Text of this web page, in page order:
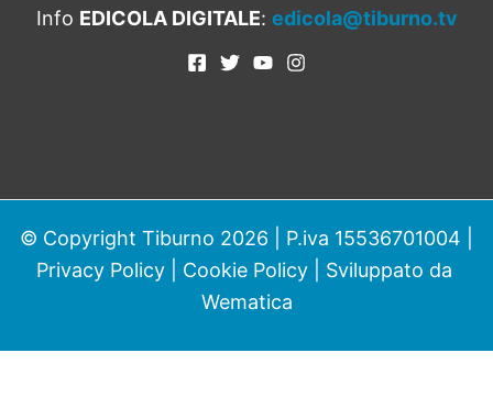
Info EDICOLA DIGITALE: edicola@tiburno.tv
© Copyright Tiburno 2026 | P.iva 15536701004 |
Privacy Policy| Cookie Policy| Sviluppato da
Wematica